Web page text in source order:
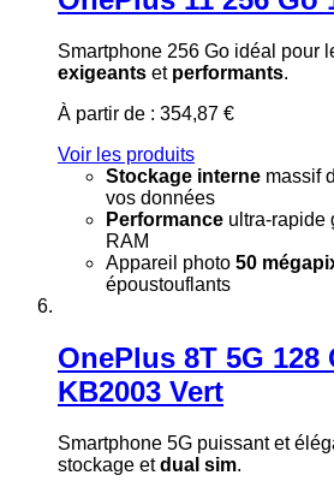
Smartphone 256 Go idéal pour
exigeants et performants.
À partir de : 354,87 €
Voir les produits
Stockage interne massif
vos données
Performance ultra-rapide
RAM
Appareil photo 50
époustouflants
OnePlus 8T 5G
KB2003 Vert
Smartphone 5G puissant et
stockage etdual sim.